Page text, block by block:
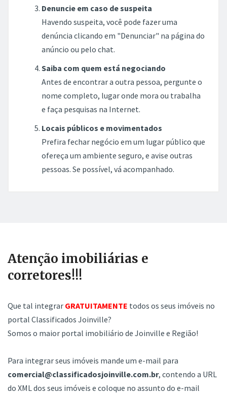
Denuncie em caso de suspeita
Havendo suspeita, você pode fazer uma
denúncia clicando em "Denunciar" na página do
anúncio ou pelo chat.
Saiba com quem está negociando
Antes de encontrar a outra pessoa, pergunte o
nome completo, lugar onde mora ou trabalha
e faça pesquisas na Internet.
Locais públicos e movimentados
Prefira fechar negócio em um lugar público que
ofereça um ambiente seguro, e avise outras
pessoas. Se possível, vá acompanhado.
Atenção imobiliárias e
corretores!!!
Que tal integrar GRATUITAMENTE todos os seus imóveis no
portal Classificados Joinville?
Somos o maior portal imobiliário de Joinville e Região!
Para integrar seus imóveis mande um e-mail para
comercial@classificadosjoinville.com.br, contendo a URL
do XML dos seus imóveis e coloque no assunto do e-mail